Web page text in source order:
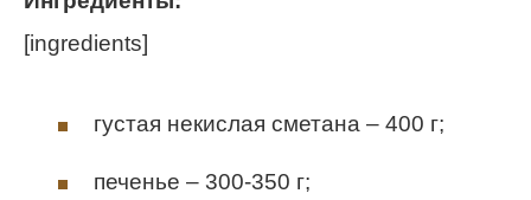
[ingredients]
густая некислая сметана – 400 г;
печенье – 300-350 г;